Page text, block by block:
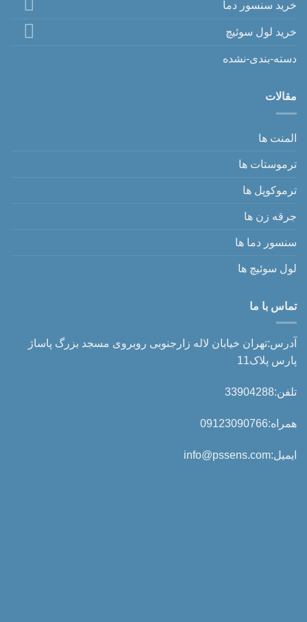
خرید سنسور دما
خرید لول سوئیچ
دسته-بندی-نشده
مقالات
المنت ها
ترموستات ها
ترموکوپل ها
جرقه زن ها
سنسور دما ها
لول سوئیچ ها
تماس با ما
آدرس:تهران خیابان لاله زارجنوبی روبروی مسجد بزرگ پاساژ
پارس پلاک11
تلفن:33904288
همراه:09123090766
ایمیل:info@pssens.com